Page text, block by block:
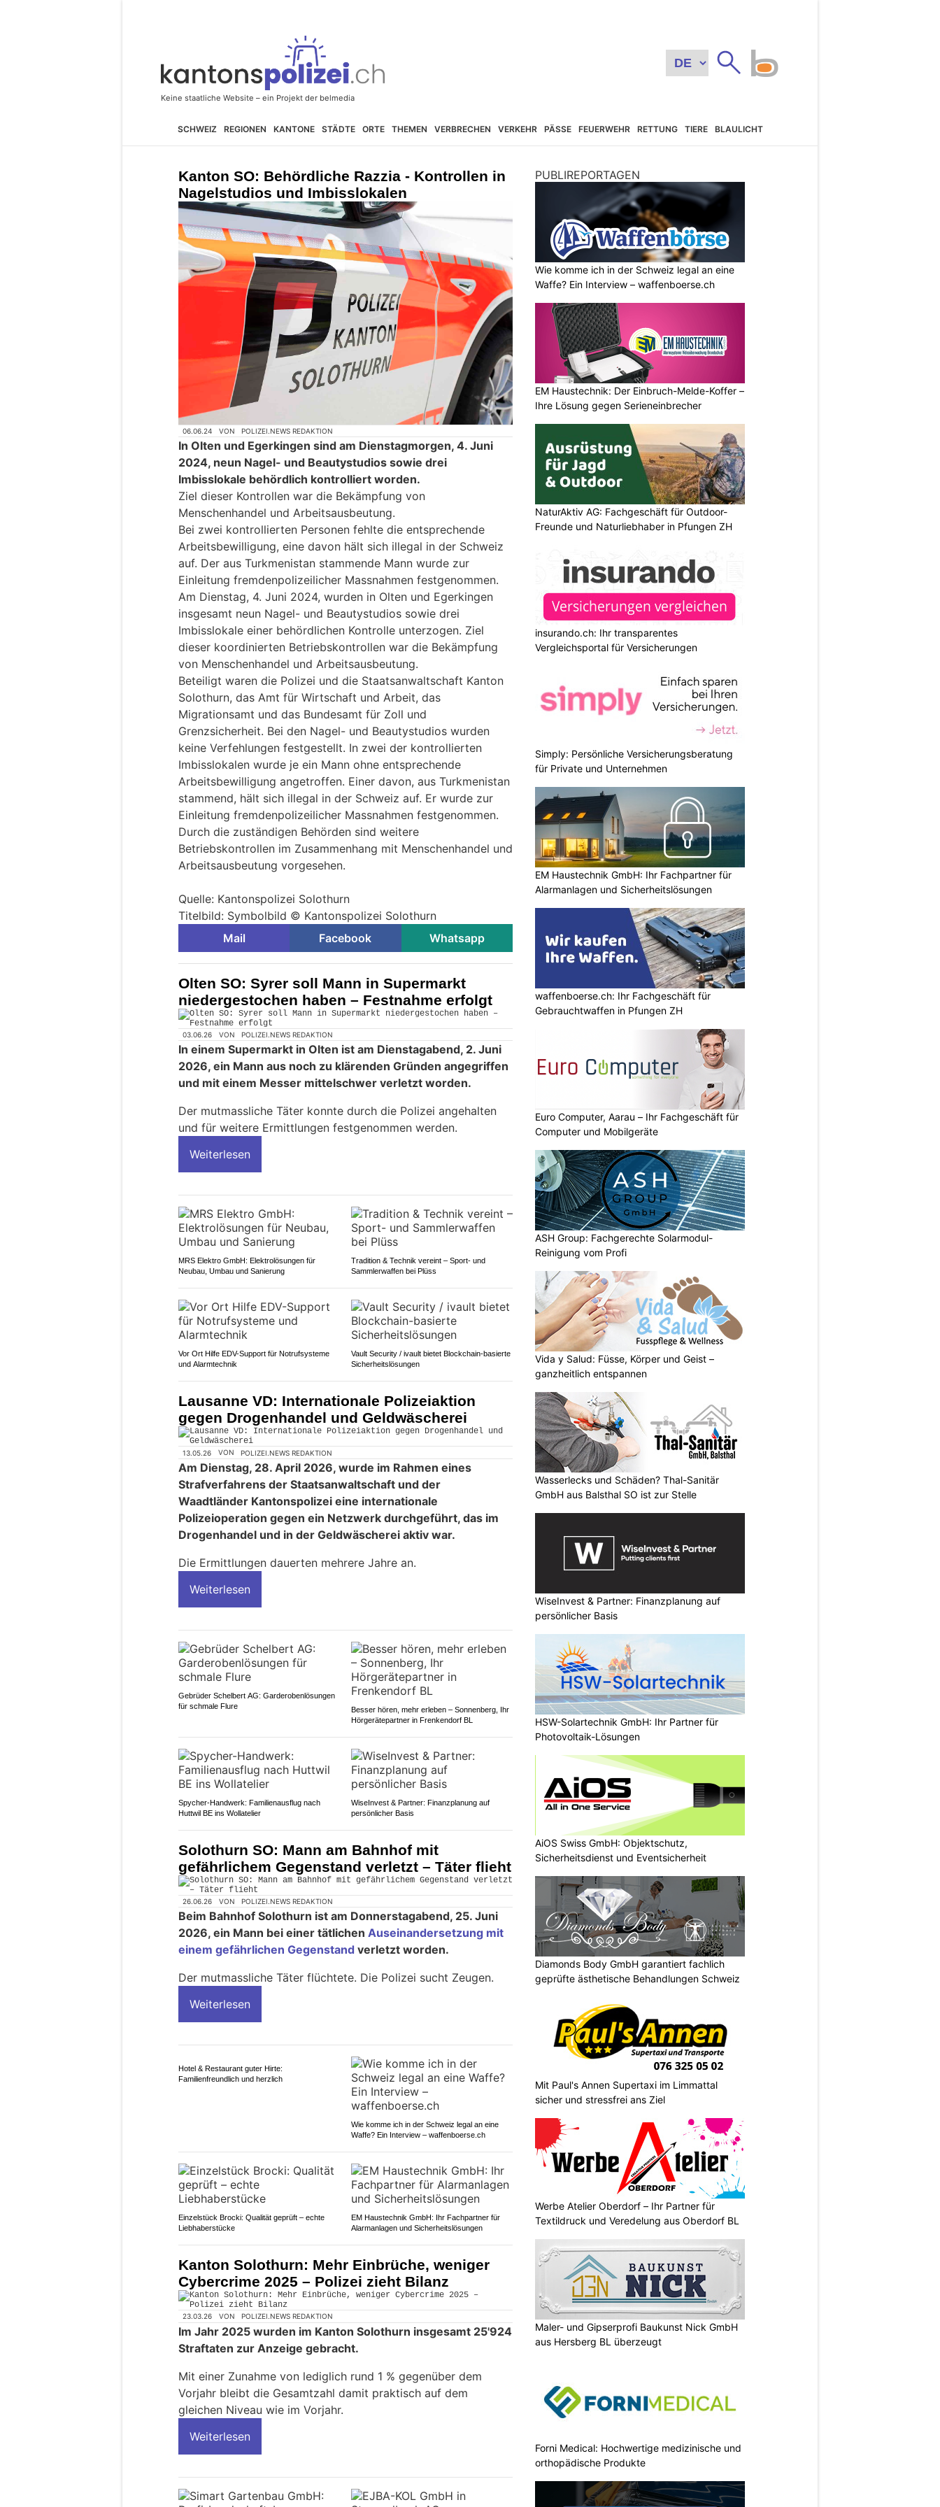
SCHWEIZ REGIONEN KANTONE STÄDTE ORTE THEMEN VERBRECHEN VERKEHR PÄSSE FEUERWEHR RETTUNG TIERE BLAULICHT
Kanton SO: Behördliche Razzia - Kontrollen in
Nagelstudios und Imbisslokalen
06.06.24 VON POLIZEI.NEWS REDAKTION
In Olten und Egerkingen sind am Dienstagmorgen, 4. Juni
2024, neun Nagel- und Beautystudios sowie drei
Imbisslokale behördlich kontrolliert worden.
Ziel dieser Kontrollen war die Bekämpfung von
Menschenhandel und Arbeitsausbeutung.
Bei zwei kontrollierten Personen fehlte die entsprechende
Arbeitsbewilligung, eine davon hält sich illegal in der Schweiz
auf. Der aus Turkmenistan stammende Mann wurde zur
Einleitung fremdenpolizeilicher Massnahmen festgenommen.
Am Dienstag, 4. Juni 2024, wurden in Olten und Egerkingen
insgesamt neun Nagel- und Beautystudios sowie drei
Imbisslokale einer behördlichen Kontrolle unterzogen. Ziel
dieser koordinierten Betriebskontrollen war die Bekämpfung
von Menschenhandel und Arbeitsausbeutung.
Beteiligt waren die Polizei und die Staatsanwaltschaft Kanton
Solothurn, das Amt für Wirtschaft und Arbeit, das
Migrationsamt und das Bundesamt für Zoll und
Grenzsicherheit. Bei den Nagel- und Beautystudios wurden
keine Verfehlungen festgestellt. In zwei der kontrollierten
Imbisslokalen wurde je ein Mann ohne entsprechende
Arbeitsbewilligung angetroffen. Einer davon, aus Turkmenistan
stammend, hält sich illegal in der Schweiz auf. Er wurde zur
Einleitung fremdenpolizeilicher Massnahmen festgenommen.
Durch die zuständigen Behörden sind weitere
Betriebskontrollen im Zusammenhang mit Menschenhandel und
Arbeitsausbeutung vorgesehen.
Quelle: Kantonspolizei Solothurn
Titelbild: Symbolbild © Kantonspolizei Solothurn
Mail
Facebook Whatsapp
Olten SO: Syrer soll Mann in Supermarkt
niedergestochen haben – Festnahme erfolgt
03.06.26 VON POLIZEI.NEWS REDAKTION
In einem Supermarkt in Olten ist am Dienstagabend, 2. Juni
2026, ein Mann aus noch zu klärenden Gründen angegriffen
und mit einem Messer mittelschwer verletzt worden.
Der mutmassliche Täter konnte durch die Polizei angehalten
und für weitere Ermittlungen festgenommen werden.
Weiterlesen
MRS Elektro GmbH: Elektrolösungen für
Neubau, Umbau und Sanierung
Tradition & Technik vereint – Sport- und
Sammlerwaffen bei Plüss
Vor Ort Hilfe EDV-Support für Notrufsysteme
und Alarmtechnik
Vault Security / ivault bietet Blockchain-basierte
Sicherheitslösungen
Lausanne VD: Internationale Polizeiaktion
gegen Drogenhandel und Geldwäscherei
13.05.26 VON POLIZEI.NEWS REDAKTION
Am Dienstag, 28. April 2026, wurde im Rahmen eines
Strafverfahrens der Staatsanwaltschaft und der
Waadtländer Kantonspolizei eine internationale
Polizeioperation gegen ein Netzwerk durchgeführt, das im
Drogenhandel und in der Geldwäscherei aktiv war.
Die Ermittlungen dauerten mehrere Jahre an.
Weiterlesen
Gebrüder Schelbert AG: Garderobenlösungen
für schmale Flure
Besser hören, mehr erleben – Sonnenberg, Ihr
Hörgerätepartner in Frenkendorf BL
Spycher-Handwerk: Familienausflug nach
Huttwil BE ins Wollatelier
WiseInvest & Partner: Finanzplanung auf
persönlicher Basis
Solothurn SO: Mann am Bahnhof mit
gefährlichem Gegenstand verletzt – Täter flieht
26.06.26 VON POLIZEI.NEWS REDAKTION
Beim Bahnhof Solothurn ist am Donnerstagabend, 25. Juni
2026, ein Mann bei einer tätlichen Auseinandersetzung mit
einem gefährlichen Gegenstand verletzt worden.
Der mutmassliche Täter flüchtete. Die Polizei sucht Zeugen.
Weiterlesen
Hotel & Restaurant guter Hirte:
Familienfreundlich und herzlich
Wie komme ich in der Schweiz legal an eine
Waffe? Ein Interview – waffenboerse.ch
Einzelstück Brocki: Qualität geprüft – echte
Liebhaberstücke
EM Haustechnik GmbH: Ihr Fachpartner für
Alarmanlagen und Sicherheitslösungen
Kanton Solothurn: Mehr Einbrüche, weniger
Cybercrime 2025 – Polizei zieht Bilanz
23.03.26 VON POLIZEI.NEWS REDAKTION
Im Jahr 2025 wurden im Kanton Solothurn insgesamt 25'924
Straftaten zur Anzeige gebracht.
Mit einer Zunahme von lediglich rund 1 % gegenüber dem
Vorjahr bleibt die Gesamtzahl damit praktisch auf dem
gleichen Niveau wie im Vorjahr.
Weiterlesen
PUBLIREPORTAGEN
Wie komme ich in der Schweiz legal an eine
Waffe? Ein Interview – waffenboerse.ch
EM Haustechnik: Der Einbruch-Melde-Koffer –
Ihre Lösung gegen Serieneinbrecher
NaturAktiv AG: Fachgeschäft für Outdoor-
Freunde und Naturliebhaber in Pfungen ZH
insurando.ch: Ihr transparentes
Vergleichsportal für Versicherungen
Simply: Persönliche Versicherungsberatung
für Private und Unternehmen
EM Haustechnik GmbH: Ihr Fachpartner für
Alarmanlagen und Sicherheitslösungen
waffenboerse.ch: Ihr Fachgeschäft für
Gebrauchtwaffen in Pfungen ZH
Euro Computer, Aarau – Ihr Fachgeschäft für
Computer und Mobilgeräte
ASH Group: Fachgerechte Solarmodul-
Reinigung vom Profi
Vida y Salud: Füsse, Körper und Geist –
ganzheitlich entspannen
Wasserlecks und Schäden? Thal-Sanitär
GmbH aus Balsthal SO ist zur Stelle
WiseInvest & Partner: Finanzplanung auf
persönlicher Basis
HSW-Solartechnik GmbH: Ihr Partner für
Photovoltaik-Lösungen
AiOS Swiss GmbH: Objektschutz,
Sicherheitsdienst und Eventsicherheit
Diamonds Body GmbH garantiert fachlich
geprüfte ästhetische Behandlungen Schweiz
Mit Paul's Annen Supertaxi im Limmattal
sicher und stressfrei ans Ziel
Werbe Atelier Oberdorf – Ihr Partner für
Textildruck und Veredelung aus Oberdorf BL
Maler- und Gipserprofi Baukunst Nick GmbH
aus Hersberg BL überzeugt
Forni Medical: Hochwertige medizinische und
orthopädische Produkte